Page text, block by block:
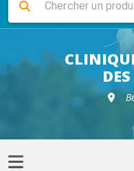
Livraison
Sélection